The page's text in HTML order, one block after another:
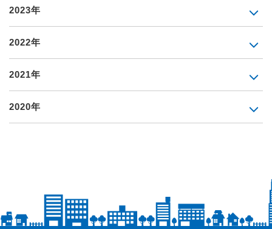
2023年
2022年
2021年
2020年